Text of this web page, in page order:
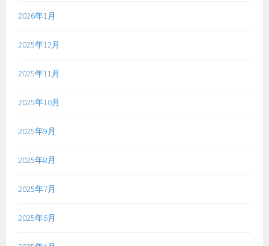
2026年1月
2025年12月
2025年11月
2025年10月
2025年9月
2025年8月
2025年7月
2025年6月